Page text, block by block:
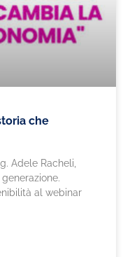
che
Adele Racheli,
al webinar